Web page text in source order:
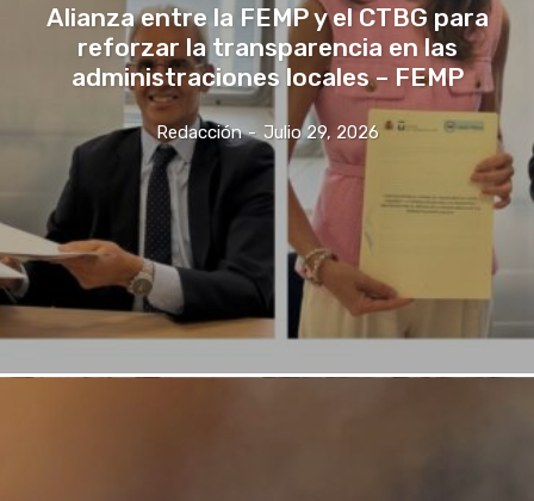
Alianza entre la FEMP y el CTBG para
reforzar la transparencia en las
administraciones locales – FEMP
Redacción - Julio 29, 2026